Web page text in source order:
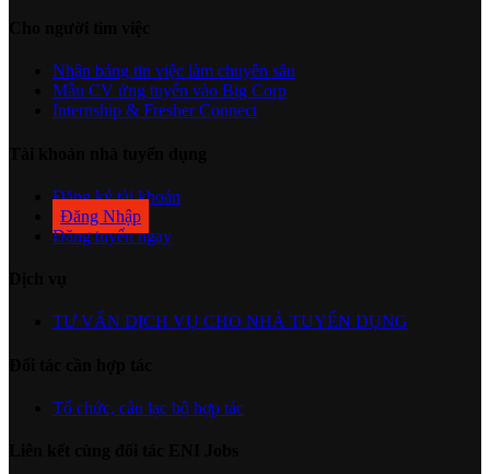
Nhận bảng tin việc làm chuyên sâu
Mẫu CV ứng tuyển vào Big Corp
Internship & Fresher Connect
Đăng ký tài khoản
Đăng Nhập
Đăng tuyển ngay
TƯ VẤN DỊCH VỤ CHO NHÀ TUYỂN DỤNG
Tổ chức, câu lạc bộ hợp tác